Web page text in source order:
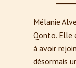
Mélanie
Qonto. Elle
à avoir
désormais